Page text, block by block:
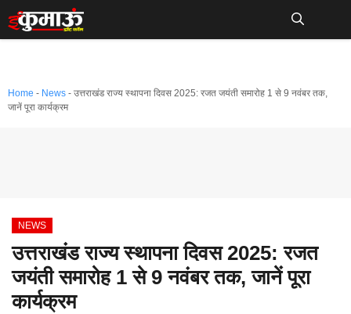
Skip
to
Home - News - उत्तराखंड राज्य स्थापना दिवस 2025: रजत जयंती समारोह 1 से 9 नवंबर तक,
जानें पूरा कार्यक्रम
NEWS
उत्तराखंड राज्य स्थापना दिवस 2025: रजत
जयंती समारोह 1 से 9 नवंबर तक, जानें पूरा
कार्यक्रम